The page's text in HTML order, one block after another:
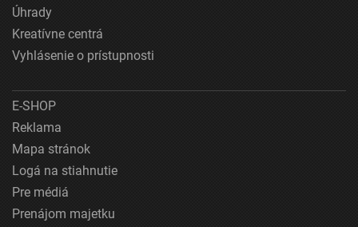
Úhrady
Kreatívne centrá
Vyhlásenie o prístupnosti
E-SHOP
Reklama
Mapa stránok
Logá na stiahnutie
Pre médiá
Prenájom majetku